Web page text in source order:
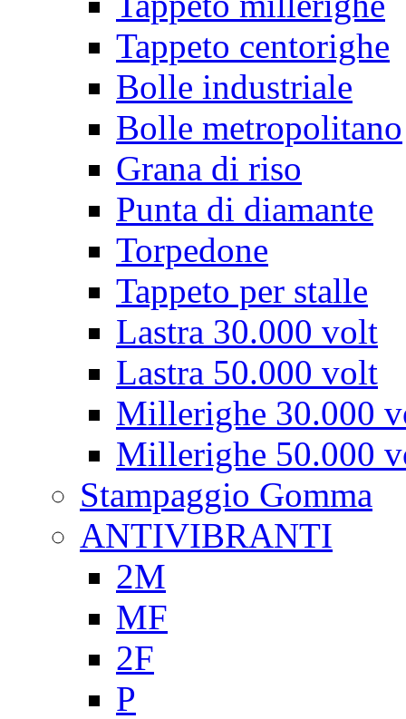
Tappeto centorighe
Bolle industriale
Bolle metropolitano
Grana di riso
Punta di diamante
Torpedone
Tappeto per stalle
Lastra 30.000 volt
Lastra 50.000 volt
Millerighe 30.000
Millerighe 50.000
Stampaggio Gomma
ANTIVIBRANTI
2M
MF
2F
P